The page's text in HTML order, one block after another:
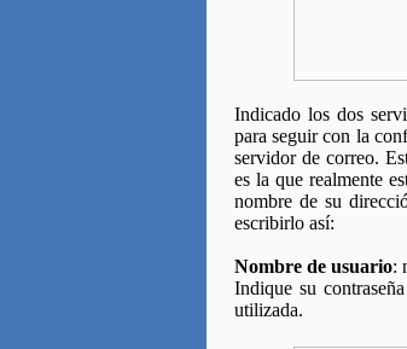
Indicado los dos
para seguir con la
servidor de correo.
es la que realmente
nombre de su
escribirlo así:
Nombre de usuario:
Indique su
utilizada.